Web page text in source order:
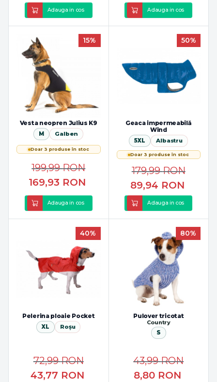
Adauga in cos Adauga in cos
15%
Vesta neopren Julius K9
M Galben
Doar 3 produse în stoc
169,93 RON
199,99RON
Adauga in cos
50%
Geaca impermeabilă
Wind
5XL Albastru
Doar 3 produse în stoc
89,94 RON
179,99RON
Adauga in cos
40%
Pelerina ploaie Pocket
XL Roșu
43,77 RON
72,99RON
80%
Pulover tricotat
Country
S
8,80 RON
43,99RON